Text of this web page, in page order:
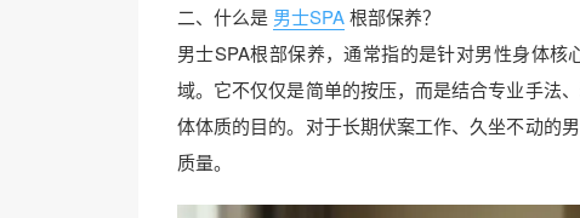
二、什么是 男士SPA根部保养？
男士SPA根部保养，通常指的是针对男性身体
域。它不仅仅是简单的按压，而是结合专业手法
体体质的目的。对于长期伏案工作、久坐不动的
质量。